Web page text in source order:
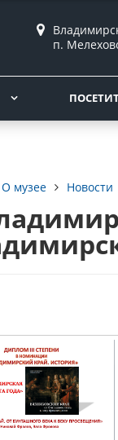
п.
О музее Новости